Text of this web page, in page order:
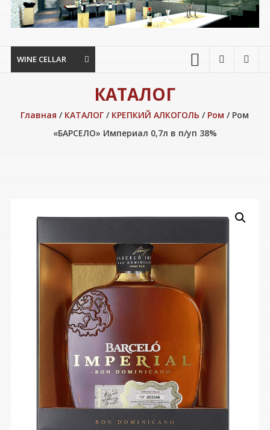
WINE CELLAR
КАТАЛОГ
Главная / КАТАЛОГ / КРЕПКИЙ АЛКОГОЛЬ / Ром / Ром
«БАРСЕЛО» Империал 0,7л в п/уп 38%